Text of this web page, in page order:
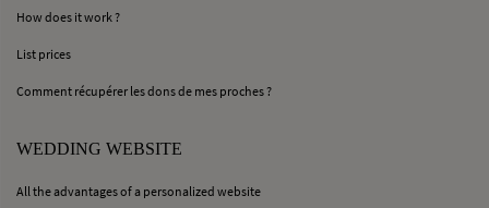
How does it work ?
List prices
Comment récupérer les dons de mes proches ?
WEDDING WEBSITE
All the advantages of a personalized website